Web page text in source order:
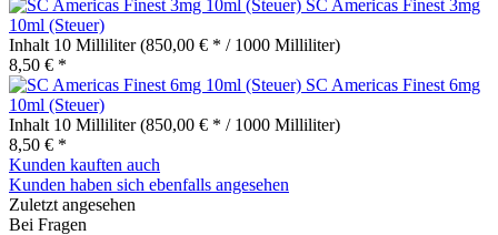
SC Americas Finest 3mg
10ml (Steuer)
Inhalt 10 Milliliter(850,00 € * / 1000 Milliliter)
8,50 € *
SC Americas Finest 6mg
10ml (Steuer)
Inhalt 10 Milliliter(850,00 € * / 1000 Milliliter)
8,50 € *
Kunden kauften auch
Kunden haben sich ebenfalls angesehen
Zuletzt angesehen
Bei Fragen